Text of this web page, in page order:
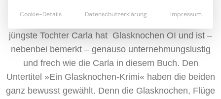
jüngste Tochter Carla hat Glasknochen OI und ist –
nebenbei bemerkt – genauso unternehmungslustig
und frech wie die Carla in diesem Buch. Den
Untertitel »Ein Glasknochen-Krimi« haben die beiden
ganz bewusst gewählt. Denn die Glasknochen, Flüge
Cookie-Details Datenschutzerklärung Impressum